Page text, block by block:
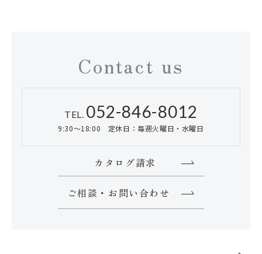
Contact us
TEL. 052-846-8012
9:30～18:00 定休日：毎週火曜日・水曜日
カタログ請求
ご相談・お問い合わせ